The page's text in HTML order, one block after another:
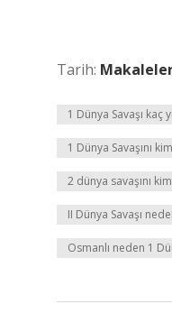
Tarih:
1 Dünya Savaşı kaç
1 Dünya Savaşını
2 dünya savaşını
II Dünya Savaşı
Osmanlı neden 1